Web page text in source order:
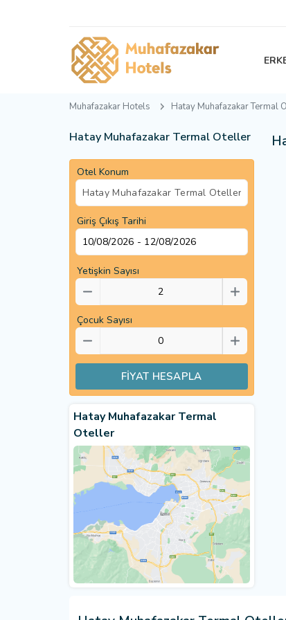
Muhafazakar Hotels Hatay Muhafazakar Termal
Hatay Muhafazakar Termal Oteller
Otel Konum
Giriş Çıkış Tarihi
Yetişkin Sayısı
Çocuk Sayısı
FİYAT HESAPLA
Hatay Muhafazakar Termal
Oteller